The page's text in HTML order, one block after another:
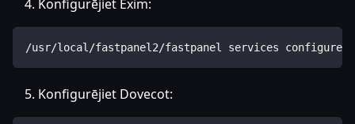
Konfigurējiet Exim:
/usr/local/fastpanel2/fastpanel services configure
Konfigurējiet Dovecot: